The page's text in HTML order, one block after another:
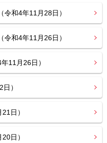
和4年11月28日）
和4年11月26日）
11月26日）
）
日）
日）